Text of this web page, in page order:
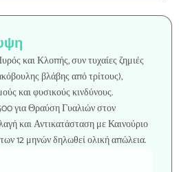
και Κλοπής, συν τυχαίες ζημιές
βλάβης από τρίτους),
και φυσικούς κινδύνους.
για Θραύση Γυαλιών στον
και Αντικατάσταση με Καινούριο
12 μηνών δηλωθεί ολική απώλεια.